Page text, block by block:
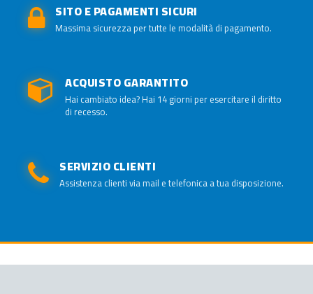
SITO E PAGAMENTI SICURI
Massima sicurezza per tutte le modalità di pagamento.
ACQUISTO GARANTITO
Hai cambiato idea? Hai 14 giorni per esercitare il diritto
di recesso.
SERVIZIO CLIENTI
Assistenza clienti via mail e telefonica a tua disposizione.